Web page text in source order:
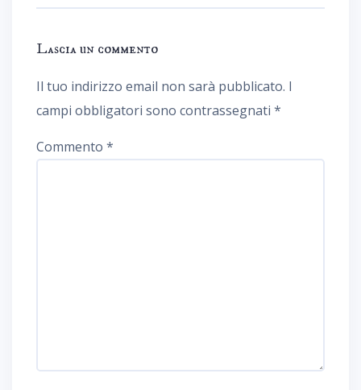
Lascia un commento
Il tuo indirizzo email non sarà pubblicato. I
campi obbligatori sono contrassegnati *
Commento *